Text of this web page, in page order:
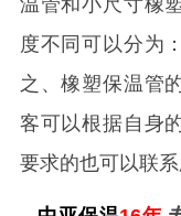
温管和小尺寸橡
度不同可以分为
之、橡塑保温管
客可以根据自身
要求的也可以联系